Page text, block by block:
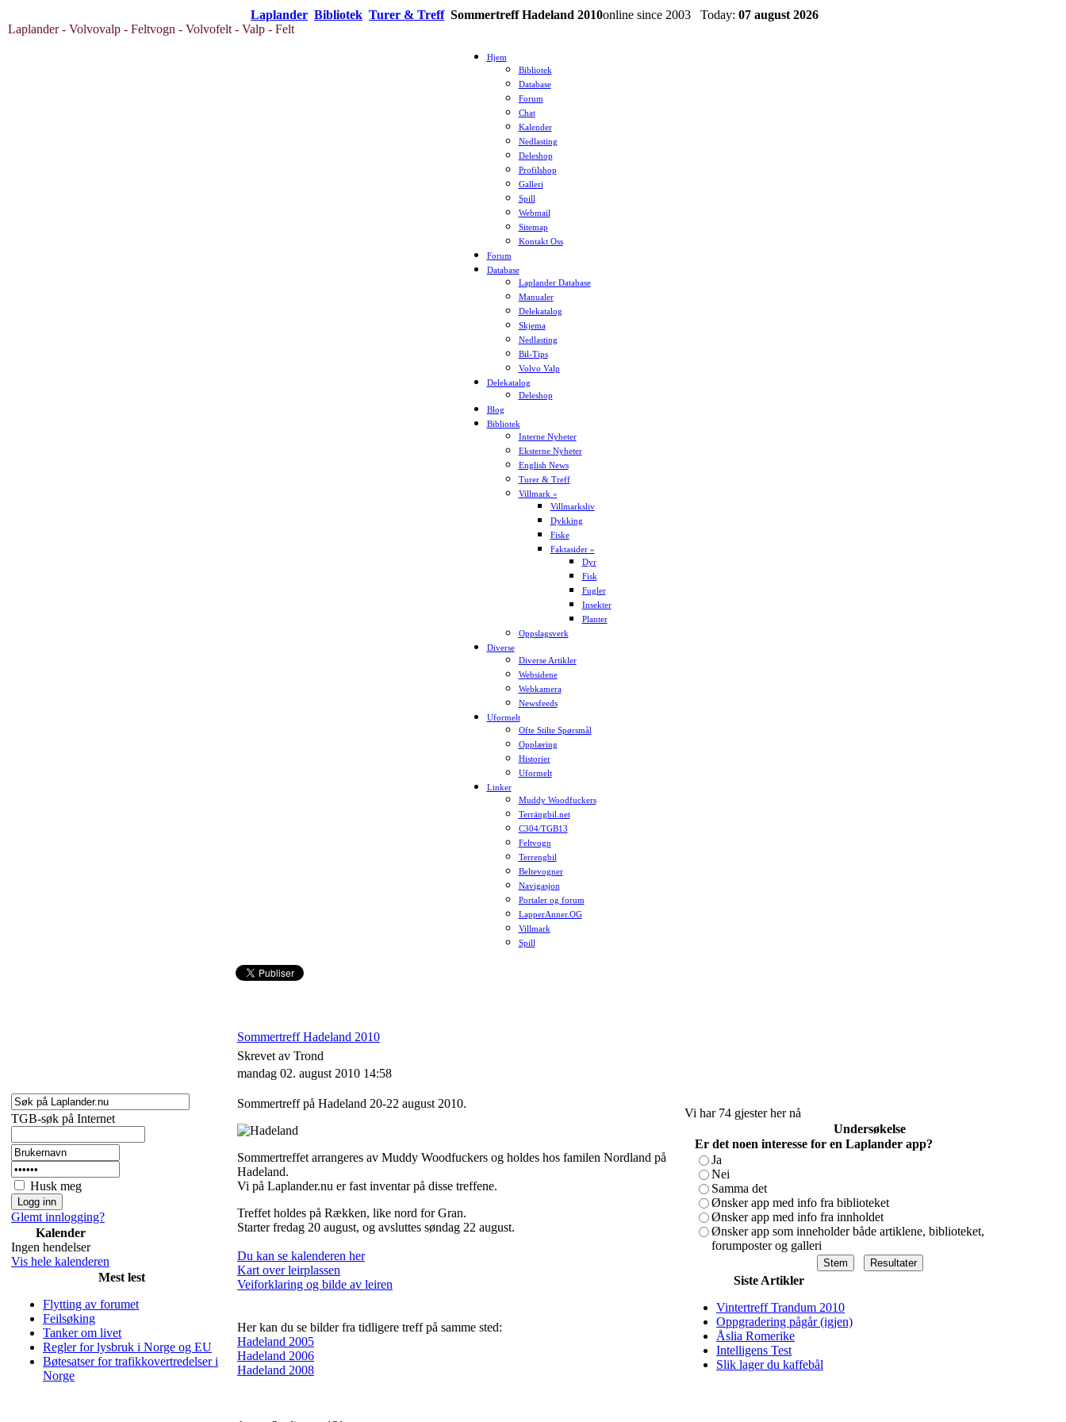
Laplander Bibliotek Turer & Treff Sommertreff Hadeland 2010online since 2003 Today: 07 august 2026
Laplander - Volvovalp - Feltvogn - Volvofelt - Valp - Felt
Hjem
Bibliotek
Database
Forum
Chat
Kalender
Nedlasting
Deleshop
Profilshop
Galleri
Spill
Webmail
Sitemap
Kontakt Oss
Forum
Database
Laplander Database
Manualer
Delekatalog
Skjema
Nedlasting
Bil-Tips
Volvo Valp
Delekatalog
Deleshop
Blog
Bibliotek
Interne Nyheter
Eksterne Nyheter
English News
Turer & Treff
Villmark »
Villmarksliv
Dykking
Fiske
Faktasider »
Dyr
Fisk
Fugler
Insekter
Planter
Oppslagsverk
Diverse
Diverse Artikler
Websidene
Webkamera
Newsfeeds
Uformelt
Ofte Stilte Spørsmål
Opplæring
Historier
Uformelt
Linker
Muddy Woodfuckers
Terrängbil.net
C304/TGB13
Feltvogn
Terrengbil
Beltevogner
Navigasjon
Portaler og forum
LapperAnner.OG
Villmark
Spill
TGB-søk på Internet
Husk meg
Glemt innlogging?
Kalender
Ingen hendelser
Vis hele kalenderen
Mest lest
Flytting av forumet
Feilsøking
Tanker om livet
Regler for lysbruk i Norge og EU
Bøtesatser for trafikkovertredelser i
Norge
Sommertreff Hadeland 2010
Skrevet av Trond
mandag 02. august 2010 14:58
Sommertreff på Hadeland 20-22 august 2010.
Sommertreffet arrangeres av Muddy Woodfuckers og holdes hos familen Nordland på
Hadeland.
Vi på Laplander.nu er fast inventar på disse treffene.
Treffet holdes på Rækken, like nord for Gran.
Starter fredag 20 august, og avsluttes søndag 22 august.
Du kan se kalenderen her
Kart over leirplassen
Veiforklaring og bilde av leiren
Her kan du se bilder fra tidligere treff på samme sted:
Hadeland 2005
Hadeland 2006
Hadeland 2008
Vi har 74 gjester her nå
Undersøkelse
Er det noen interesse for en Laplander app?
Ja
Nei
Samma det
Ønsker app med info fra biblioteket
Ønsker app med info fra innholdet
Ønsker app som inneholder både artiklene, biblioteket,
forumposter og galleri
Siste Artikler
Vintertreff Trandum 2010
Oppgradering pågår (igjen)
Åslia Romerike
Intelligens Test
Slik lager du kaffebål